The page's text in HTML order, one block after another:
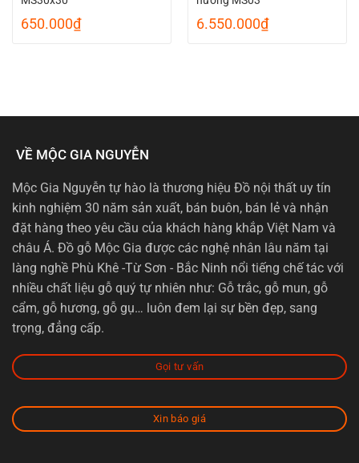
650.000₫ 6.550.000₫
VỀ MỘC GIA NGUYỄN
Mộc Gia Nguyễn tự hào là thương hiệu Đồ nội thất uy tín
kinh nghiệm 30 năm sản xuất, bán buôn, bán lẻ và nhận
đặt hàng theo yêu cầu của khách hàng khắp Việt Nam và
châu Á. Đồ gỗ Mộc Gia được các nghệ nhân lâu năm tại
làng nghề Phù Khê -Từ Sơn - Bắc Ninh nổi tiếng chế tác với
nhiều chất liệu gỗ quý tự nhiên như: Gỗ trắc, gỗ mun, gỗ
cẩm, gỗ hương, gỗ gụ… luôn đem lại sự bền đẹp, sang
trọng, đẳng cấp.
Gọi tư vấn
Xin báo giá